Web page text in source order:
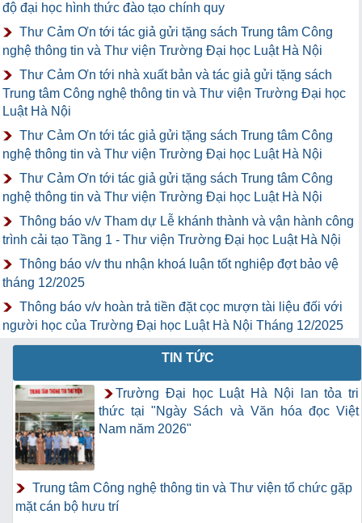
độ đại học hình thức đào tạo chính quy
Thư Cảm Ơn tới tác giả gửi tặng sách Trung tâm Công
nghệ thông tin và Thư viện Trường Đại học Luật Hà Nội
Thư Cảm Ơn tới nhà xuất bản và tác giả gửi tặng sách
Trung tâm Công nghệ thông tin và Thư viện Trường Đại học
Luật Hà Nội
Thư Cảm Ơn tới tác giả gửi tặng sách Trung tâm Công
nghệ thông tin và Thư viện Trường Đại học Luật Hà Nội
Thư Cảm Ơn tới tác giả gửi tặng sách Trung tâm Công
nghệ thông tin và Thư viện Trường Đại học Luật Hà Nội
Thông báo v/v Tham dự Lễ khánh thành và vận hành công
trình cải tạo Tầng 1 - Thư viện Trường Đại học Luật Hà Nội
Thông báo v/v thu nhận khoá luận tốt nghiệp đợt bảo vệ
tháng 12/2025
Thông báo v/v hoàn trả tiền đặt cọc mượn tài liệu đối với
người học của Trường Đại học Luật Hà Nội Tháng 12/2025
TIN TỨC
Trường Đại học Luật Hà Nội lan tỏa tri
thức tại "Ngày Sách và Văn hóa đọc Việt
Nam năm 2026"
Trung tâm Công nghệ thông tin và Thư viện tổ chức gặp
mặt cán bộ hưu trí